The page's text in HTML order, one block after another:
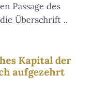
Passage des
Überschrift ..
Kapital der
aufgezehrt